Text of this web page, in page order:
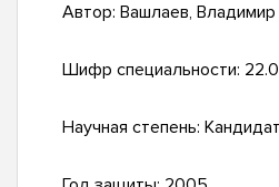
Автор: Вашлаев,
Шифр специальности:
Научная степень: